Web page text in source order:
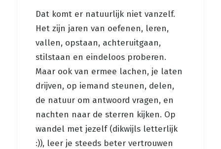
Dat komt er natuurlijk niet vanzelf.
Het zijn jaren van oefenen, leren,
vallen, opstaan, achteruitgaan,
stilstaan en eindeloos proberen.
Maar ook van ermee lachen, je laten
drijven, op iemand steunen, delen,
de natuur om antwoord vragen, en
nachten naar de sterren kijken. Op
wandel met jezelf (dikwijls letterlijk
:)), leer je steeds beter vertrouwen